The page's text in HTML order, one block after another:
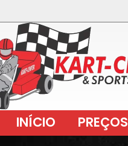
INÍCIO PREÇOS